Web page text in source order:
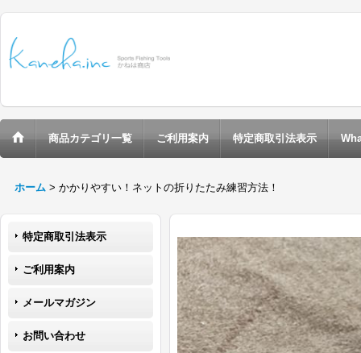
商品カテゴリ一覧 ご利用案内 特定商取引法表示
ホーム > かかりやすい！ネットの折りたたみ練習方法！
特定商取引法表示
ご利用案内
メールマガジン
お問い合わせ